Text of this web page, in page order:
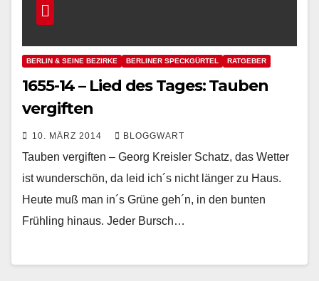
BERLIN & SEINE BEZIRKE BERLINER SPECKGÜRTEL RATGEBER
1655-14 – Lied des Tages: Tauben
vergiften
10. MÄRZ 2014 BLOGGWART
Tauben vergiften – Georg Kreisler Schatz, das Wetter
ist wunderschön, da leid ich´s nicht länger zu Haus.
Heute muß man in´s Grüne geh´n, in den bunten
Frühling hinaus. Jeder Bursch…